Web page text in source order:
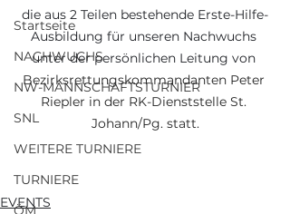
Startseite
NACHWUCHS
NW-MANNSCHAFTSTURNIER
SNL
WEITERE TURNIERE
TURNIERE
ÖM
die aus 2 Teilen bestehende Erste-Hilfe-
Ausbildung für unseren Nachwuchs
unter der persönlichen Leitung von
Bezirksrettungskommandanten Peter
Riepler in der RK-Dienststelle St.
Johann/Pg. statt.
EVENTS